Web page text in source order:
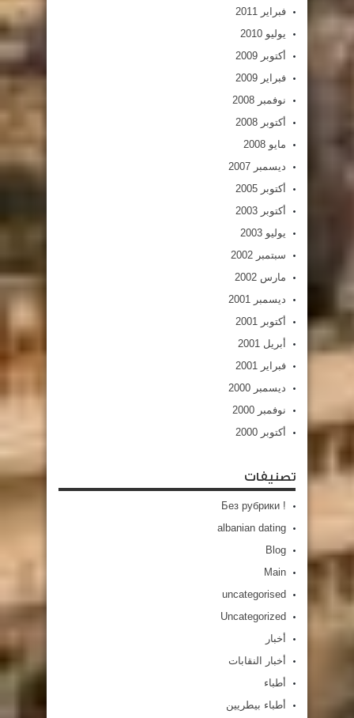
فبراير 2011
يوليو 2010
أكتوبر 2009
فبراير 2009
نوفمبر 2008
أكتوبر 2008
مايو 2008
ديسمبر 2007
أكتوبر 2005
أكتوبر 2003
يوليو 2003
سبتمبر 2002
مارس 2002
ديسمبر 2001
أكتوبر 2001
أبريل 2001
فبراير 2001
ديسمبر 2000
نوفمبر 2000
أكتوبر 2000
تصنيفات
! Без рубрики
albanian dating
Blog
Main
uncategorised
Uncategorized
أخبار
أخبار النقابات
أطباء
أطباء بيطريين